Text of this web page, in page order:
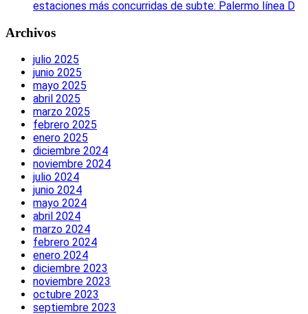
estaciones más concurridas de subte: Palermo línea D
Archivos
julio 2025
junio 2025
mayo 2025
abril 2025
marzo 2025
febrero 2025
enero 2025
diciembre 2024
noviembre 2024
julio 2024
junio 2024
mayo 2024
abril 2024
marzo 2024
febrero 2024
enero 2024
diciembre 2023
noviembre 2023
octubre 2023
septiembre 2023